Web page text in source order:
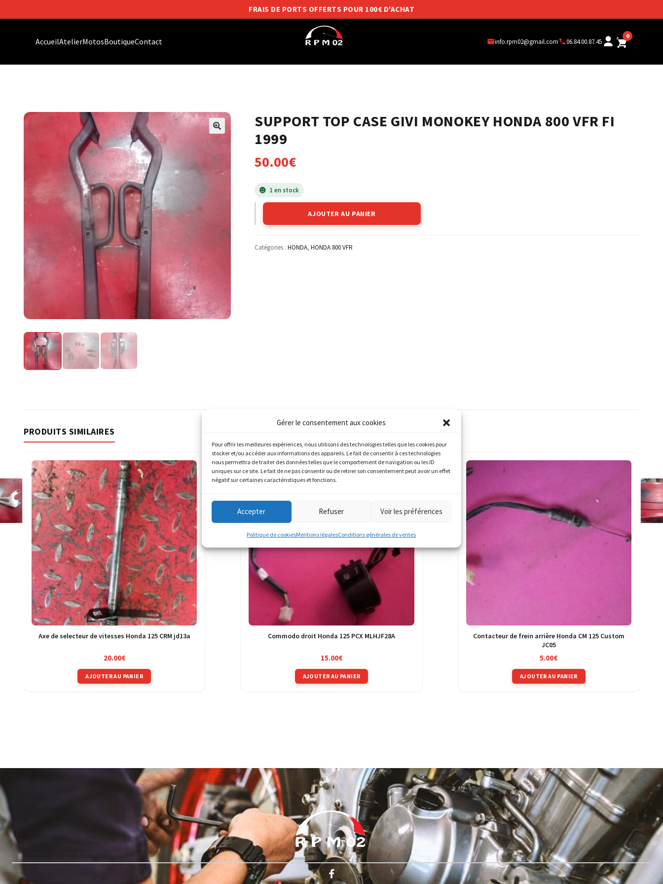
Gérer le consentement aux cookies
Pour offrir les meilleures expériences, nous utilisons des technologies telles que les cookies pour
stocker et/ou accéder aux informations des appareils. Le fait de consentir à ces technologies
nous permettra de traiter des données telles que le comportement de navigation ou les ID
uniques sur ce site. Le fait de ne pas consentir ou de retirer son consentement peut avoir un effet
négatif sur certaines caractéristiques et fonctions.
Accepter Refuser Voir les préférences
Politique de cookiesMentions légalesConditions générales de ventes
FRAIS DE PORTS OFFERTS POUR 100€ D'ACHAT
AccueilAtelierMotosBoutiqueContact info.rpm02@gmail.com 06.84.00.87.45
0
SUPPORT TOP CASE GIVI MONOKEY HONDA 800 VFR FI
1999
50.00€
1 en stock
AJOUTER AU PANIER
Catégories : HONDA, HONDA 800 VFR
PRODUITS SIMILAIRES
Axe de selecteur de vitesses Honda 125 CRM jd13a
20.00€
AJOUTER AU PANIER
Commodo droit Honda 125 PCX MLHJF28A
15.00€
AJOUTER AU PANIER
Contacteur de frein arrière Honda CM 125 Custom
JC05
5.00€
AJOUTER AU PANIER